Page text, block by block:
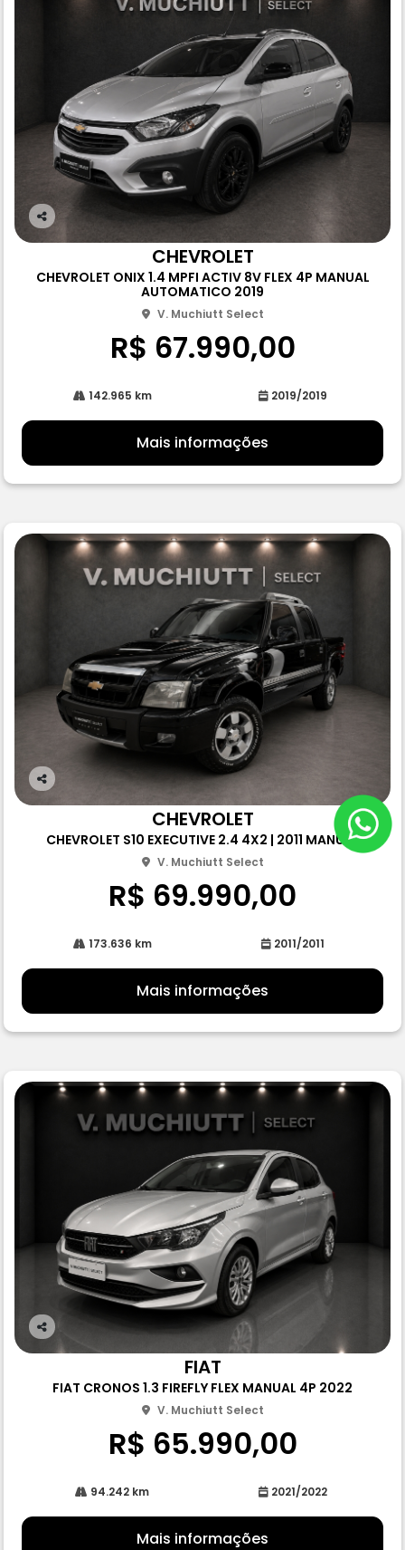
Co
rtil
CHEVROLET
CHEVROLET ONIX 1.4 MPFI ACTIV 8V FLEX 4P MANUAL
AUTOMATICO 2019
V. Muchiutt Select
R$ 67.990,00
142.965 km 2019/2019
Mais informações
Co
rtil
CHEVROLET
CHEVROLET S10 EXECUTIVE 2.4 4X2 | 2011 MANUAL
V. Muchiutt Select
R$ 69.990,00
173.636 km 2011/2011
Mais informações
Co
FIAT
FIAT CRONOS 1.3 FIREFLY FLEX MANUAL 4P 2022
V. Muchiutt Select
R$ 65.990,00
94.242 km 2021/2022
Mais informações